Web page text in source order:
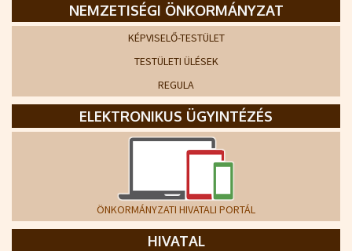
NEMZETISÉGI ÖNKORMÁNYZAT
KÉPVISELŐ-TESTÜLET
TESTÜLETI ÜLÉSEK
REGULA
ELEKTRONIKUS ÜGYINTÉZÉS
ÖNKORMÁNYZATI HIVATALI PORTÁL
HIVATAL